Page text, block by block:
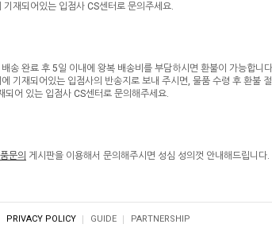
재되어있는 입점사 CS센터로 문의주세요.
송 완료 후 5일 이내에 왕복 배송비를 부담하시면 환불이 가능합니
기재되어있는 입점사의 반송지로 보내 주시면, 물품 수령 후 환불
어 있는 입점사 CS센터로 문의해주세요.
문의 게시판을 이용해서 문의해주시면 성심 성의껏 안내해드립니다.
PRIVACY POLICY GUIDE PARTNERSHIP